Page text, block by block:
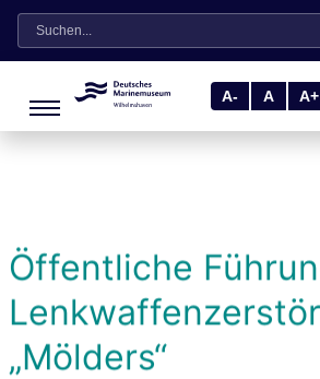
Suche
A- A A+
Öffentliche
„Mölders“